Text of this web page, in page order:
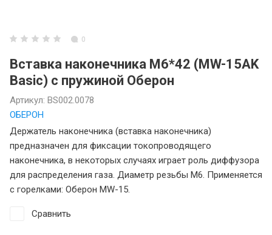
0
Вставка наконечника М6*42 (MW-15AK
Basic) с пружиной Оберон
Артикул: BS002.0078
ОБЕРОН
Держатель наконечника (вставка наконечника)
предназначен для фиксации токопроводящего
наконечника, в некоторых случаях играет роль диффузора
для распределения газа. Диаметр резьбы М6. Применяется
с горелками: Оберон MW-15.
Сравнить